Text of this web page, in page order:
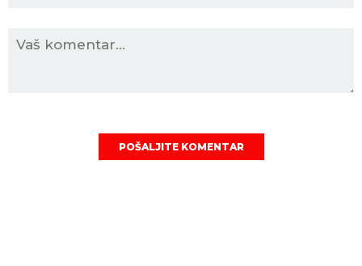
POŠALJITE KOMENTAR